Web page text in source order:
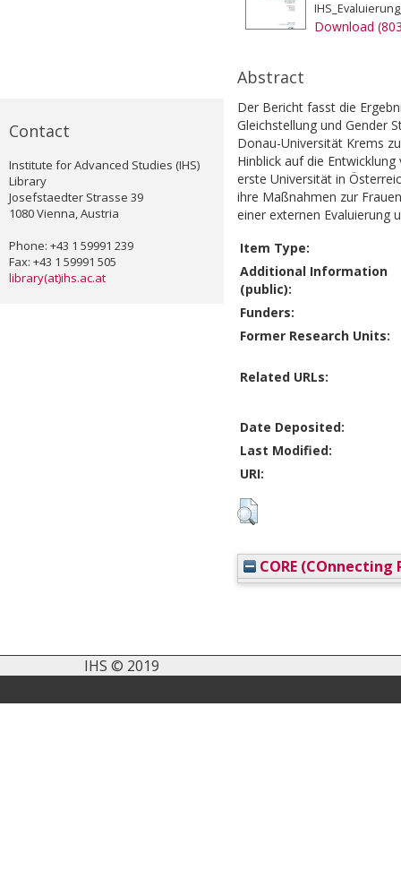
Contact
Institute for Advanced Studies (IHS)
Library
Josefstaedter Strasse 39
1080 Vienna, Austria
Phone: +43 1 59991 239
Fax: +43 1 59991 505
library(at)ihs.ac.at
Download
Abstract
Der Bericht fasst die
Gleichstellung und Gender
Donau-Universität Krems
Hinblick auf die
erste Universität in
ihre Maßnahmen zur
einer externen Evaluierung
Item Type:
Additional Information
(public):
Funders:
Former Research Units:
Related URLs:
Date Deposited:
Last Modified:
URI:
CORE (COnnecting
IHS © 2019